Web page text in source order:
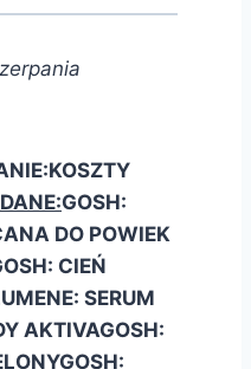
KOSZTY
GOSH:
DO POWIEK
CIEŃ
SERUM
AKTIVAGOSH:
GOSH: